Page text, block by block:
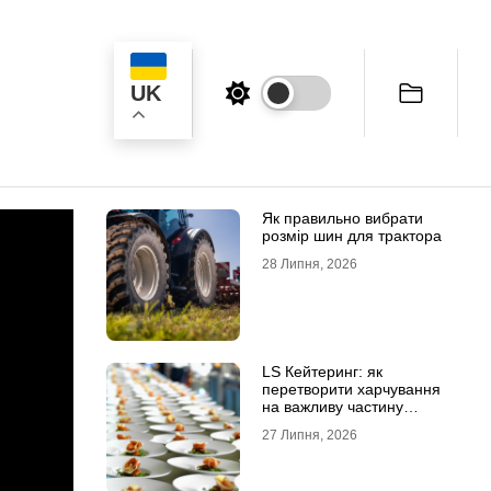
UK
Як правильно вибрати
розмір шин для трактора
28 Липня, 2026
LS Кейтеринг: як
перетворити харчування
на важливу частину
27 Липня, 2026